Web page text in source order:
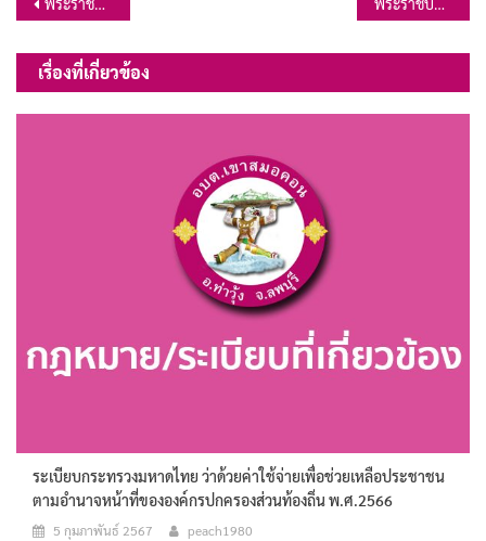
เรื่อง
เรื่องที่เกี่ยวข้อง
ระเบียบกระทรวงมหาดไทย ว่าด้วยค่าใช้จ่ายเพื่อช่วยเหลือประชาชน
ตามอำนาจหน้าที่ขององค์กรปกครองส่วนท้องถิ่น พ.ศ.2566
5 กุมภาพันธ์ 2567 peach1980